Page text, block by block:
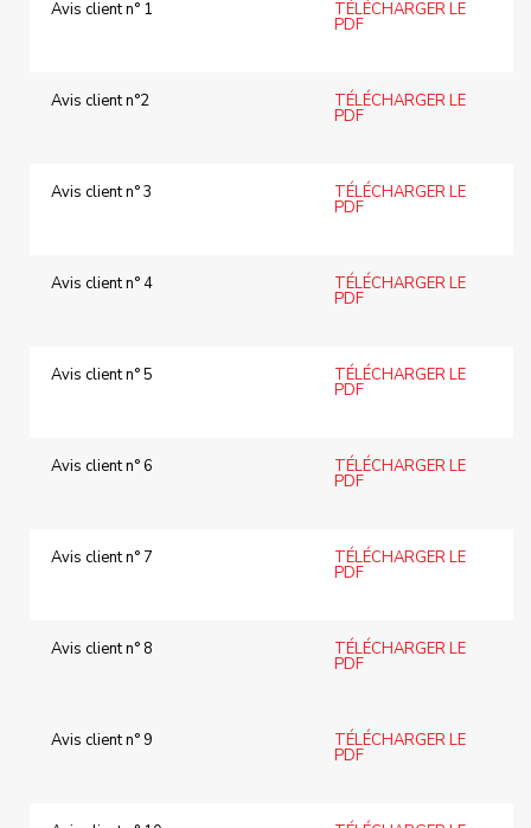
Avis client n° 1 TÉLÉCHARGER LE
PDF
Avis client n°2 TÉLÉCHARGER LE
PDF
Avis client n° 3 TÉLÉCHARGER LE
PDF
Avis client n° 4 TÉLÉCHARGER LE
PDF
Avis client n° 5 TÉLÉCHARGER LE
PDF
Avis client n° 6 TÉLÉCHARGER LE
PDF
Avis client n° 7 TÉLÉCHARGER LE
PDF
Avis client n° 8 TÉLÉCHARGER LE
PDF
Avis client n° 9 TÉLÉCHARGER LE
PDF